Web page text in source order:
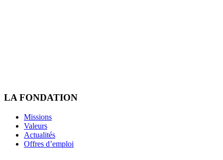
LA FONDATION
Missions
Valeurs
Actualités
Offres d’emploi